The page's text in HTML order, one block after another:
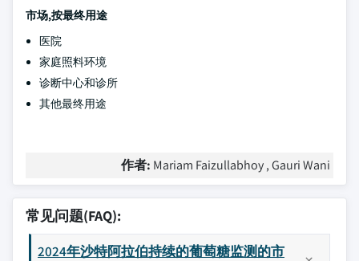
市场,按最终用途
医院
家庭照料环境
诊断中心和诊所
其他最终用途
作者: Mariam Faizullabhoy , Gauri Wani
常见问题(FAQ):
2024年沙特阿拉伯持续的葡萄糖监测的市